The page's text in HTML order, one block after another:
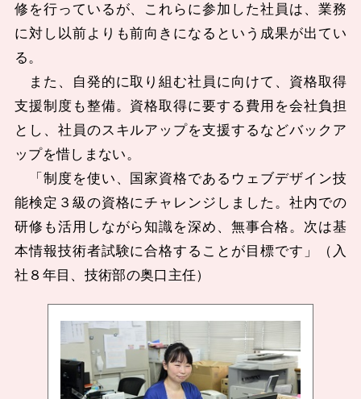
修を行っているが、これらに参加した社員は、業務
に対し以前よりも前向きになるという成果が出てい
る。
また、自発的に取り組む社員に向けて、資格取得
支援制度も整備。資格取得に要する費用を会社負担
とし、社員のスキルアップを支援するなどバックア
ップを惜しまない。
「制度を使い、国家資格であるウェブデザイン技
能検定３級の資格にチャレンジしました。社内での
研修も活用しながら知識を深め、無事合格。次は基
本情報技術者試験に合格することが目標です」（入
社８年目、技術部の奥口主任）